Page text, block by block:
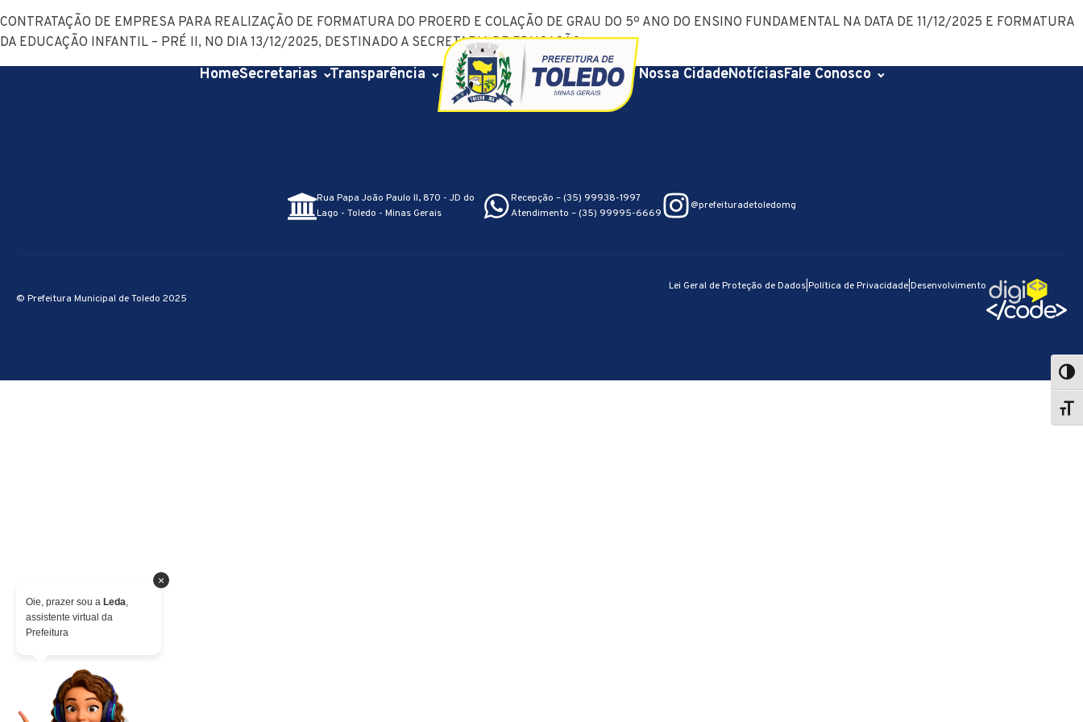
HomeSecretarias Transparência Nossa CidadeNotíciasFale Conosco
CONTRATAÇÃO DE EMPRESA PARA REALIZAÇÃO DE FORMATURA DO PROERD E COLAÇÃO DE GRAU DO 5º ANO DO ENSINO FUNDAMENTAL NA DATA DE 11/12/2025 E FORMATURA
DA EDUCAÇÃO INFANTIL – PRÉ II, NO DIA 13/12/2025, DESTINADO A SECRETARIA DE EDUCAÇÃO.
Rua Papa João Paulo II, 870 - JD do
Lago - Toledo - Minas Gerais
Recepção – (35) 99938-1997
Atendimento – (35) 99995-6669
@prefeituradetoledomg
© Prefeitura Municipal de Toledo 2025
Lei Geral de Proteção de DadosPolítica de PrivacidadeDesenvolvimento
×
Oie, prazer sou a Leda,
assistente virtual da
Prefeitura